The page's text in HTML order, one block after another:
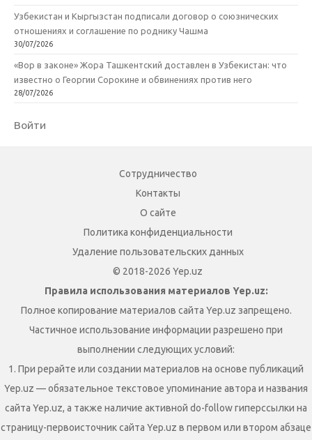
Узбекистан и Кыргызстан подписали договор о союзнических
отношениях и соглашение по роднику Чашма
30/07/2026
«Вор в законе» Жора Ташкентский доставлен в Узбекистан: что
известно о Георгии Сорокине и обвинениях против него
28/07/2026
Войти
Сотрудничество
Контакты
О сайте
Политика конфиденциальности
Удаление пользовательских данных
© 2018-2026 Yep.uz
Правила использования материалов Yep.uz:
Полное копирование материалов сайта Yep.uz запрещено.
Частичное использование информации разрешено при
выполнении следующих условий:
1. При рерайте или создании материалов на основе публикаций
Yep.uz — обязательное текстовое упоминание автора и названия
сайта Yep.uz, а также наличие активной do-follow гиперссылки на
страницу-первоисточник сайта Yep.uz в первом или втором абзаце